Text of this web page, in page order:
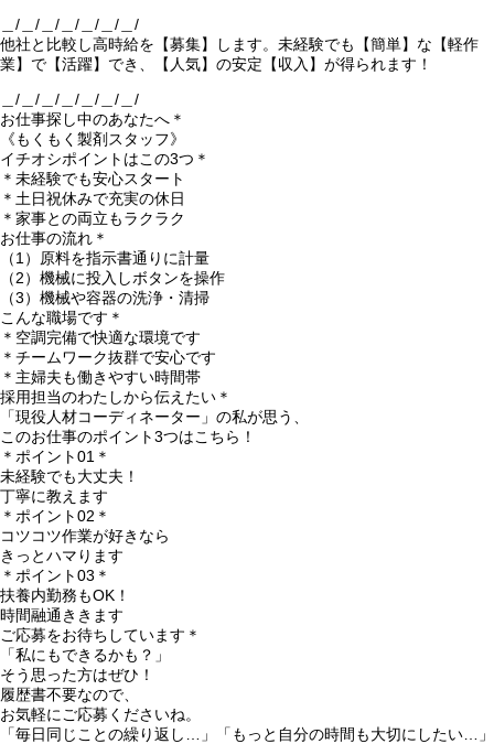
＿/＿/＿/＿/＿/＿/＿/
他社と比較し高時給を【募集】します。未経験でも【簡単】な【軽作
業】で【活躍】でき、【人気】の安定【収入】が得られます！
＿/＿/＿/＿/＿/＿/＿/
お仕事探し中のあなたへ＊
《もくもく製剤スタッフ》
イチオシポイントはこの3つ＊
＊未経験でも安心スタート
＊土日祝休みで充実の休日
＊家事との両立もラクラク
お仕事の流れ＊
（1）原料を指示書通りに計量
（2）機械に投入しボタンを操作
（3）機械や容器の洗浄・清掃
こんな職場です＊
＊空調完備で快適な環境です
＊チームワーク抜群で安心です
＊主婦夫も働きやすい時間帯
採用担当のわたしから伝えたい＊
「現役人材コーディネーター」の私が思う、
このお仕事のポイント3つはこちら！
＊ポイント01＊
未経験でも大丈夫！
丁寧に教えます
＊ポイント02＊
コツコツ作業が好きなら
きっとハマります
＊ポイント03＊
扶養内勤務もOK！
時間融通ききます
ご応募をお待ちしています＊
「私にもできるかも？」
そう思った方はぜひ！
履歴書不要なので、
お気軽にご応募くださいね。
「毎日同じことの繰り返し…」「もっと自分の時間も大切にしたい…」